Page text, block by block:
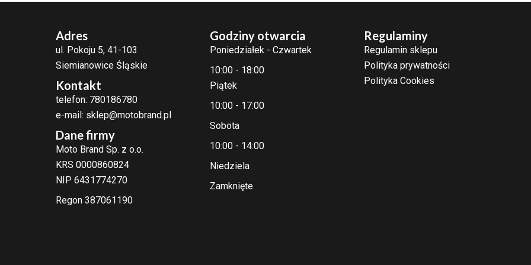
Adres
ul. Pokoju 5, 41-103
Siemianowice Śląskie
Kontakt
telefon: 780186780
e-mail: sklep@motobrand.pl
Dane firmy
Moto Brand Sp. z o.o.
KRS 0000860824
NIP 6431774270
Regon 387061190
Godziny otwarcia
Poniedziałek - Czwartek
10:00 - 18:00
Piątek
10:00 - 17:00
Sobota
10:00 - 14:00
Niedziela
Zamknięte
Regulaminy
Regulamin sklepu
Polityka prywatności
Polityka Cookies